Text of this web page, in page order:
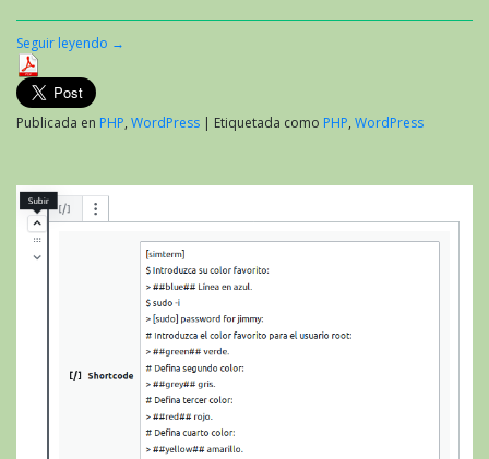
Seguir leyendo →
Publicada en PHP, WordPress | Etiquetada como PHP, WordPress